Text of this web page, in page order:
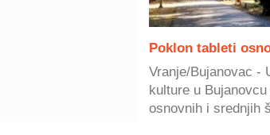
Poklon tableti
Vranje/Bujanovac -
kulture u
osnovnih i srednjih